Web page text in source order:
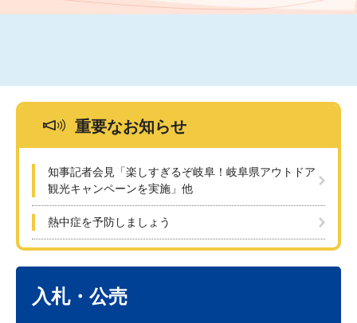
重要なお知らせ
知事記者会見「楽しすぎるぞ岐阜！岐阜県アウトドア
観光キャンペーンを実施」他
熱中症を予防しましょう
入札・公売